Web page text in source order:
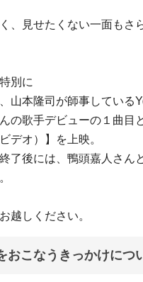
、見せたくない一面もさ
別に
山本隆司が師事している
の歌手デビューの１曲目
デオ）】を上映。
了後には、鴨頭嘉人さん
越しください。
おこなうきっかけにつ